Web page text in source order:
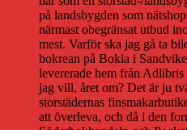
på landsbygden som
närmast obegränsat utbud
mest. Varför ska jag gå ta
bokrean på Bokia i
levererade hem från
jag vill, året om? Det är ju
storstädernas
att överleva, och då i den